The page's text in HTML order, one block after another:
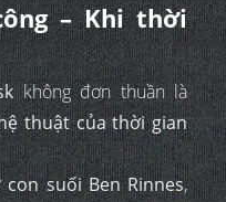
– Khi thời
không đơn thuần là
thuật của thời gian
con suối Ben Rinnes,